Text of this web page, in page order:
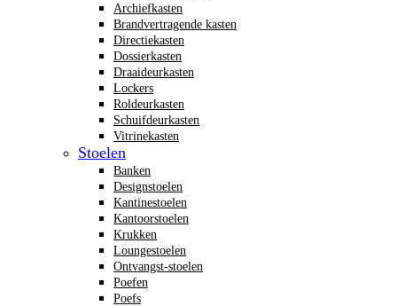
Archiefkasten
Brandvertragende kasten
Directiekasten
Dossierkasten
Draaideurkasten
Lockers
Roldeurkasten
Schuifdeurkasten
Vitrinekasten
Stoelen
Banken
Designstoelen
Kantinestoelen
Kantoorstoelen
Krukken
Loungestoelen
Ontvangst-stoelen
Poefen
Poefs